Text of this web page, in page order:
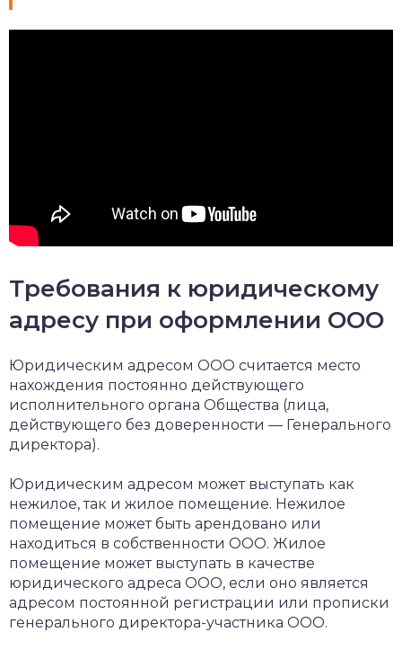
Требования к юридическому
адресу при оформлении ООО
Юридическим адресом ООО считается место
нахождения постоянно действующего
исполнительного органа Общества (лица,
действующего без доверенности — Генерального
директора).
Юридическим адресом может выступать как
нежилое, так и жилое помещение. Нежилое
помещение может быть арендовано или
находиться в собственности ООО. Жилое
помещение может выступать в качестве
юридического адреса ООО, если оно является
адресом постоянной регистрации или прописки
генерального директора-участника ООО.